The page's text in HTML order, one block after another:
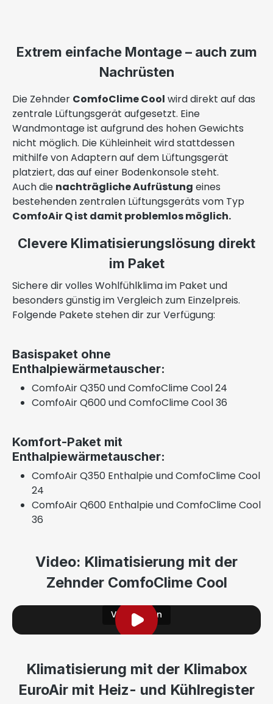
Extrem einfache Montage – auch zum
Nachrüsten
Die Zehnder ComfoClime Cool wird direkt auf das
zentrale Lüftungsgerät aufgesetzt. Eine
Wandmontage ist aufgrund des hohen Gewichts
nicht möglich. Die Kühleinheit wird stattdessen
mithilfe von Adaptern auf dem Lüftungsgerät
platziert, das auf einer Bodenkonsole steht.
Auch die nachträgliche Aufrüstung eines
bestehenden zentralen Lüftungsgeräts vom Typ
ComfoAir Q ist damit problemlos möglich.
Clevere Klimatisierungslösung direkt
im Paket
Sichere dir volles Wohlfühlklima im Paket und
besonders günstig im Vergleich zum Einzelpreis.
Folgende Pakete stehen dir zur Verfügung:
Basispaket ohne
Enthalpiewärmetauscher:
ComfoAir Q350 und ComfoClime Cool 24
ComfoAir Q600 und ComfoClime Cool 36
Komfort-Paket mit
Enthalpiewärmetauscher:
ComfoAir Q350 Enthalpie und ComfoClime Cool
24
ComfoAir Q600 Enthalpie und ComfoClime Cool
36
Video: Klimatisierung mit der
Zehnder ComfoClime Cool
Video laden
Klimatisierung mit der Klimabox
EuroAir mit Heiz- und Kühlregister